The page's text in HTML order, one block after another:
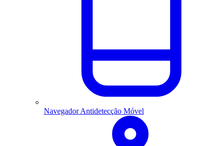
Navegador Antidetecção Móvel